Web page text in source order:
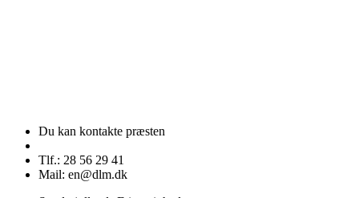
Du kan kontakte præsten
Tlf.: 28 56 29 41
Mail: en@dlm.dk